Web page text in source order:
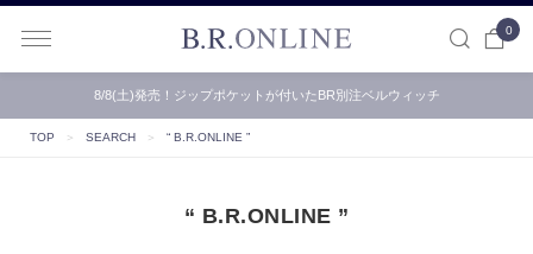
0
8/8(土)発売！ジップポケットが付いたBR別注ベルウィッチ
TOP ＞ SEARCH ＞ “ B.R.ONLINE ”
“ B.R.ONLINE ”